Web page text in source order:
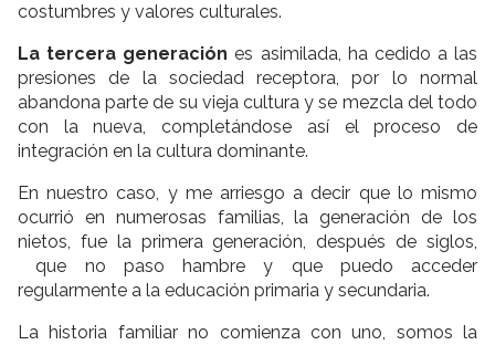
costumbres y valores culturales.
La tercera generación es asimilada, ha cedido a las
presiones de la sociedad receptora, por lo normal
abandona parte de su vieja cultura y se mezcla del todo
con la nueva, completándose así el proceso de
integración en la cultura dominante.
En nuestro caso, y me arriesgo a decir que lo mismo
ocurrió en numerosas familias, la generación de los
nietos, fue la primera generación, después de siglos,
que no paso hambre y que puedo acceder
regularmente a la educación primaria y secundaria.
La historia familiar no comienza con uno, somos la